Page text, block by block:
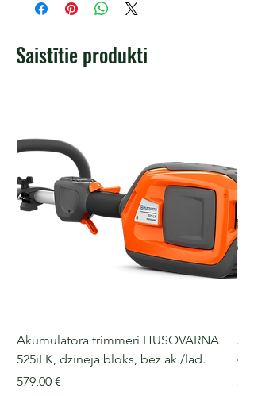
Saistītie produkti
Akumulatora trimmeri HUSQVARNA
525iLK, dzinēja bloks, bez ak./lād.
Cena
579,00 €